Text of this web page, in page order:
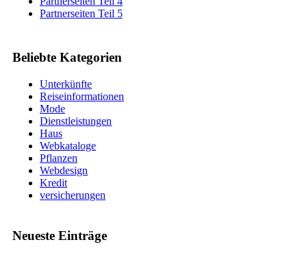
Beliebte Kategorien
Unterkünfte
Reiseinformationen
Mode
Dienstleistungen
Haus
Webkataloge
Pflanzen
Webdesign
Kredit
versicherungen
Neueste Einträge
Partnerseiten Teil 5